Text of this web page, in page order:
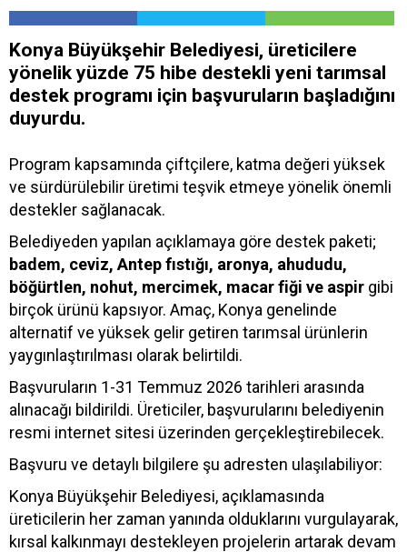
Konya Büyükşehir Belediyesi, üreticilere
yönelik yüzde 75 hibe destekli yeni tarımsal
destek programı için başvuruların başladığını
duyurdu.
Program kapsamında çiftçilere, katma değeri yüksek
ve sürdürülebilir üretimi teşvik etmeye yönelik önemli
destekler sağlanacak.
Belediyeden yapılan açıklamaya göre destek paketi;
badem, ceviz, Antep fıstığı, aronya, ahududu,
böğürtlen, nohut, mercimek, macar fiği ve aspir gibi
birçok ürünü kapsıyor. Amaç, Konya genelinde
alternatif ve yüksek gelir getiren tarımsal ürünlerin
yaygınlaştırılması olarak belirtildi.
Başvuruların 1-31 Temmuz 2026 tarihleri arasında
alınacağı bildirildi. Üreticiler, başvurularını belediyenin
resmi internet sitesi üzerinden gerçekleştirebilecek.
Başvuru ve detaylı bilgilere şu adresten ulaşılabiliyor:
Konya Büyükşehir Belediyesi, açıklamasında
üreticilerin her zaman yanında olduklarını vurgulayarak,
kırsal kalkınmayı destekleyen projelerin artarak devam